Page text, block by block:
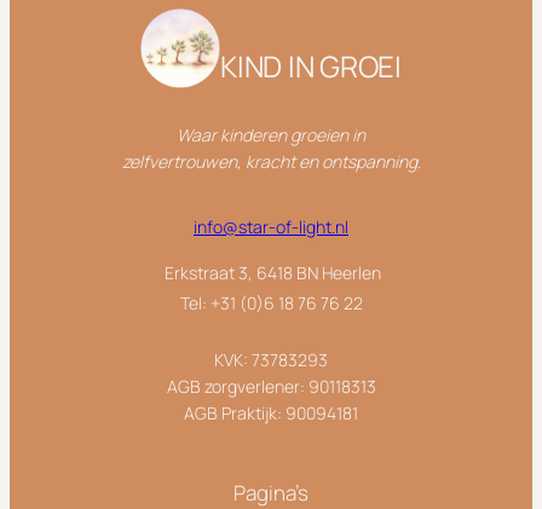
KIND IN GROEI
Waar kinderen groeien in
zelfvertrouwen, kracht en ontspanning.
info@star-of-light.nl
Erkstraat 3, 6418 BN Heerlen
Tel: +31 (0)6 18 76 76 22
KVK: 73783293
AGB zorgverlener: 90118313
AGB Praktijk: 90094181
Pagina’s